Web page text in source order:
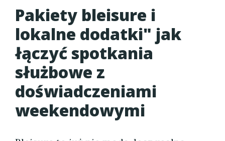
Pakiety bleisure i
lokalne dodatki" jak
łączyć spotkania
służbowe z
doświadczeniami
weekendowymi